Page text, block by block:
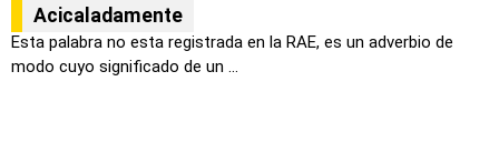
Acicaladamente
Esta palabra no esta registrada en la RAE, es un adverbio de
modo cuyo significado de un ...